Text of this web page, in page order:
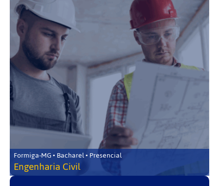
Formiga-MG • Bacharel • Presencial
Engenharia Civil